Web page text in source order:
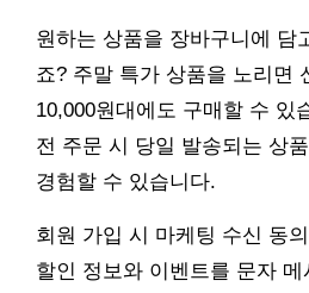
원하는 상품을 장바구니에 담
죠? 주말 특가 상품을 노리면
10,000원대에도 구매할 수 있
전 주문 시 당일 발송되는 상
경험할 수 있습니다.
회원 가입 시 마케팅 수신 동
할인 정보와 이벤트를 문자